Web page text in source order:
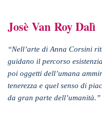
Josè Van Roy Dalì
“Nell’arte di Anna Corsini
guidano il percorso
poi oggetti dell’umana
tenerezza e quel senso di
da gran parte dell’umanità.”